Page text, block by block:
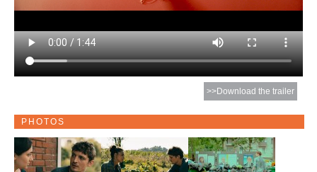
>>Download the trailer
PHOTOS